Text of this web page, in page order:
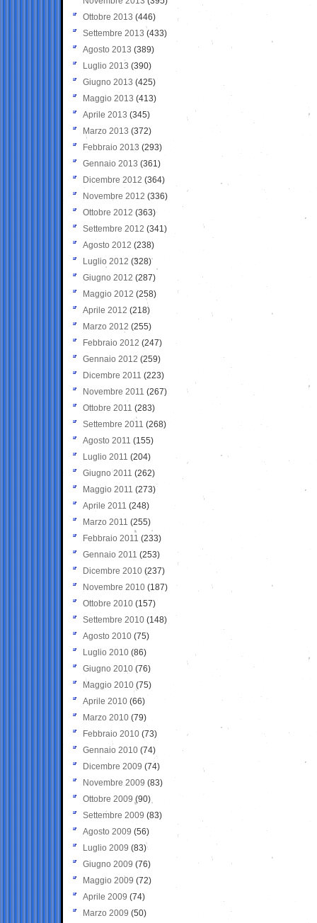
Ottobre 2013 (446)
Settembre 2013 (433)
Agosto 2013 (389)
Luglio 2013 (390)
Giugno 2013 (425)
Maggio 2013 (413)
Aprile 2013 (345)
Marzo 2013 (372)
Febbraio 2013 (293)
Gennaio 2013 (361)
Dicembre 2012 (364)
Novembre 2012 (336)
Ottobre 2012 (363)
Settembre 2012 (341)
Agosto 2012 (238)
Luglio 2012 (328)
Giugno 2012 (287)
Maggio 2012 (258)
Aprile 2012 (218)
Marzo 2012 (255)
Febbraio 2012 (247)
Gennaio 2012 (259)
Dicembre 2011 (223)
Novembre 2011 (267)
Ottobre 2011 (283)
Settembre 2011 (268)
Agosto 2011 (155)
Luglio 2011 (204)
Giugno 2011 (262)
Maggio 2011 (273)
Aprile 2011 (248)
Marzo 2011 (255)
Febbraio 2011 (233)
Gennaio 2011 (253)
Dicembre 2010 (237)
Novembre 2010 (187)
Ottobre 2010 (157)
Settembre 2010 (148)
Agosto 2010 (75)
Luglio 2010 (86)
Giugno 2010 (76)
Maggio 2010 (75)
Aprile 2010 (66)
Marzo 2010 (79)
Febbraio 2010 (73)
Gennaio 2010 (74)
Dicembre 2009 (74)
Novembre 2009 (83)
Ottobre 2009 (90)
Settembre 2009 (83)
Agosto 2009 (56)
Luglio 2009 (83)
Giugno 2009 (76)
Maggio 2009 (72)
Aprile 2009 (74)
Marzo 2009 (50)